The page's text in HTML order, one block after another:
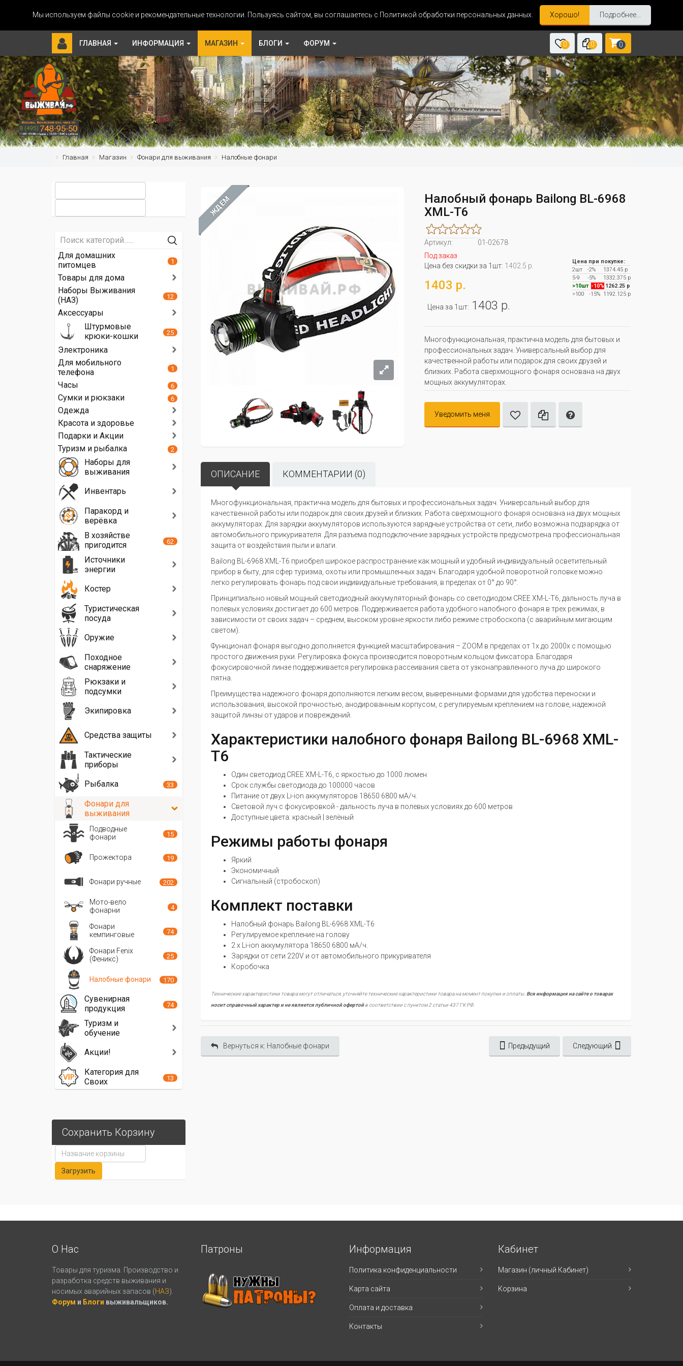
Мы используем файлы cookie и рекомендательные технологии. Пользуясь сайтом, вы соглашаетесь с Политикой обработки персональных данных. Хорошо! Подробнее...
ГЛАВНАЯ ИНФОРМАЦИЯ МАГАЗИН БЛОГИ ФОРУМ 0 0 0
Главная Магазин Фонари для выживания Налобные фонари
ЖДЁМ
Налобный фонарь Bailong BL-6968
XML-T6
Артикул:
01-02678
Под заказ
Цена без скидки за 1шт: 1402.5 р.
1403 р.
Цена за 1шт: 1403 р.
Цена при покупке:
2шт
-2%
1374.45 р
5-9
-5%
1332.375 р
>10шт -10% 1262.25 р
>100
-15%1192.125 р
Многофункциональная, практична модель для бытовых и
профессиональных задач. Универсальный выбор для
качественной работы или подарок для своих друзей и
близких. Работа сверхмощного фонаря основана на двух
мощных аккумуляторах.
Уведомить меня
ОПИСАНИЕ КОММЕНТАРИИ (0)
Многофункциональная, практична модель для бытовых и профессиональных задач. Универсальный выбор для
качественной работы или подарок для своих друзей и близких. Работа сверхмощного фонаря основана на двух мощных
аккумуляторах. Для зарядки аккумуляторов используются зарядные устройства от сети, либо возможна подзарядка от
автомобильного прикуривателя. Для разъема под подключение зарядных устройств предусмотрена профессиональная
защита от воздействия пыли и влаги.
Bailong BL-6968 XML-T6 приобрел широкое распространение как мощный и удобный индивидуальный осветительный
прибор в быту, для сфер туризма, охоты или промышленных задач. Благодаря удобной поворотной головке можно
легко регулировать фонарь под свои индивидуальные требования, в пределах от 0° до 90°.
Принципиально новый мощный светодиодный аккумуляторный фонарь со светодиодом CREE XM-L-T6, дальность луча в
полевых условиях достигает до 600 метров. Поддерживается работа удобного налобного фонаря в трех режимах, в
зависимости от своих задач – среднем, высоком уровне яркости либо режиме стробоскопа (с аварийным мигающим
светом).
Функционал фонаря выгодно дополняется функцией масштабирования – ZOOM в пределах от 1х до 2000х с помощью
простого движения руки. Регулировка фокуса производится поворотным кольцом фиксатора. Благодаря
фокусировочной линзе поддерживается регулировка рассеивания света от узконаправленного луча до широкого
пятна.
Преимущества надежного фонаря дополняются легким весом, выверенными формами для удобства переноски и
использования, высокой прочностью, анодированным корпусом, с регулируемым креплением на голове, надежной
защитой линзы от ударов и повреждений.
Характеристики налобного фонаря Bailong BL-6968 XML-
T6
Один светодиод CREE XM-L-T6, с яркостью до 1000 люмен
Срок службы светодиода до 100000 часов
Питание от двух Li-ion аккумуляторов 18650 6800 мА/ч.
Световой луч с фокусировкой - дальность луча в полевых условиях до 600 метров
Доступные цвета: красный | зелёный
Режимы работы фонаря
Яркий
Экономичный
Сигнальный (стробоскоп)
Комплект поставки
Налобный фонарь Bailong BL-6968 XML-T6
Регулируемое крепление на голову
2 х Li-ion аккумулятора 18650 6800 мА/ч.
Зарядки от сети 220V и от автомобильного прикуривателя
Коробочка
Технические характеристики товара могут отличаться, уточняйте технические характеристики товара на момент покупки и оплаты. Вся информация на сайте о товарах
носит справочный характер и не является публичной офертойв соответствии с пунктом 2 статьи 437 ГК РФ.
Вернуться к: Налобные фонари Предыдущий Следующий
Для домашних
питомцев
1
Товары для дома
Наборы Выживания
(НАЗ)
12
Аксессуары
Штурмовые
крюки-кошки
25
Электроника
Для мобильного
телефона
1
Часы 6
Сумки и рюкзаки 6
Одежда
Красота и здоровье
Подарки и Акции
Туризм и рыбалка
2
Наборы для
выживания
Инвентарь
Паракорд и
верёвка
В хозяйстве
пригодится
62
Источники
энергии
Костер
Туристическая
посуда
Оружие
Походное
снаряжение
Рюкзаки и
подсумки
Экипировка
Средства защиты
Тактические
приборы
Рыбалка
33
Фонари для
выживания
Подводные
фонари
15
Прожектора 19
Фонари ручные 202
Мото-вело
фонарни
4
Фонари
кемпинговые
74
Фонари Fenix
(Феникс)
25
Налобные фонари 170
Сувенирная
продукция
74
Туризм и
обучение
Акции!
Категория для
Своих
13
Сохранить Корзину
О Нас
Товары для туризма. Производство и
разработка средств выживания и
носимых аварийных запасов (НАЗ).
Форум и Блоги выживальщиков.
Патроны Информация
Политика конфиденциальности
Карта сайта
Оплата и доставка
Контакты
Кабинет
Магазин (личный Кабинет)
Корзина